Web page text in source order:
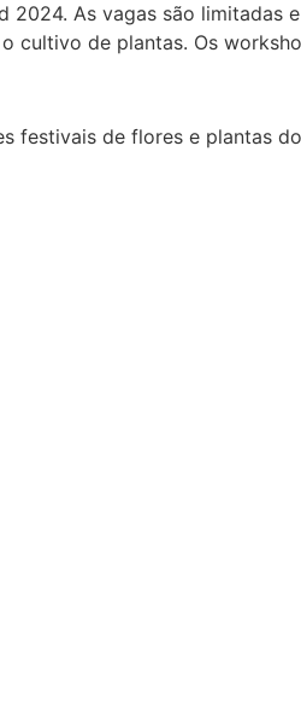
2024. As vagas são limitadas
cultivo de plantas. Os
festivais de flores e plantas